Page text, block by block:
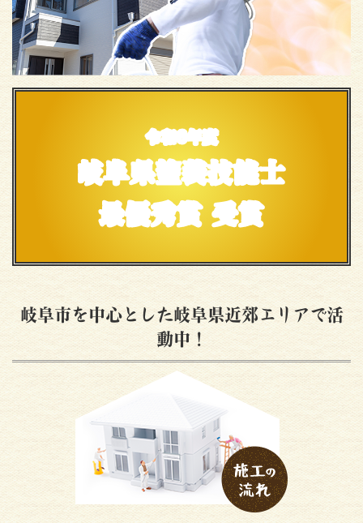
令和6年度
岐阜県塗装技能士
最優秀賞 受賞
岐阜市を中心とした岐阜県近郊エリアで活
動中！